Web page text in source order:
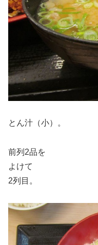
とん汁（小）。
前列2品を
よけて
2列目。